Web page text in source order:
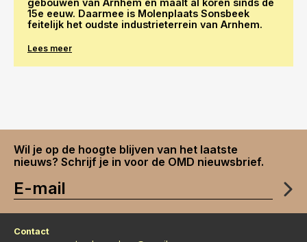
15e eeuw. Daarmee is Molenplaats Sonsbeek
feitelijk het oudste industrieterrein van Arnhem.
Lees meer
Wil je op de hoogte blijven van het laatste
nieuws? Schrijf je in voor de OMD nieuwsbrief.
Contact